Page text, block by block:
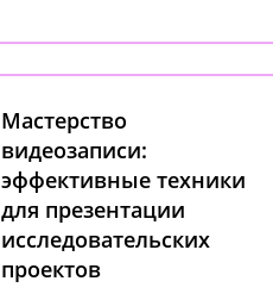
Мастерство
видеозаписи:
эффективные техники
для презентации
исследовательских
проектов